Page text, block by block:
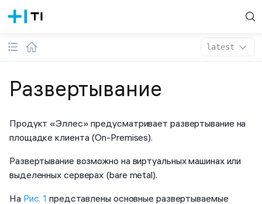
latest
Развертывание
Продукт «Эллес» предусматривает развертывание на
площадке клиента (On-Premises).
Развертывание возможно на виртуальных машинах или
выделенных серверах (bare metal).
На Рис. 1 представлены основные развертываемые